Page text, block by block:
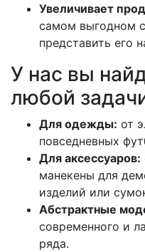
Увеличивает
самом выгодном
представить его
У нас вы
любой
Для одежды: от
повседневных
Для аксессуаров:
манекены для
изделий или
Абстрактные
современного и
ряда.